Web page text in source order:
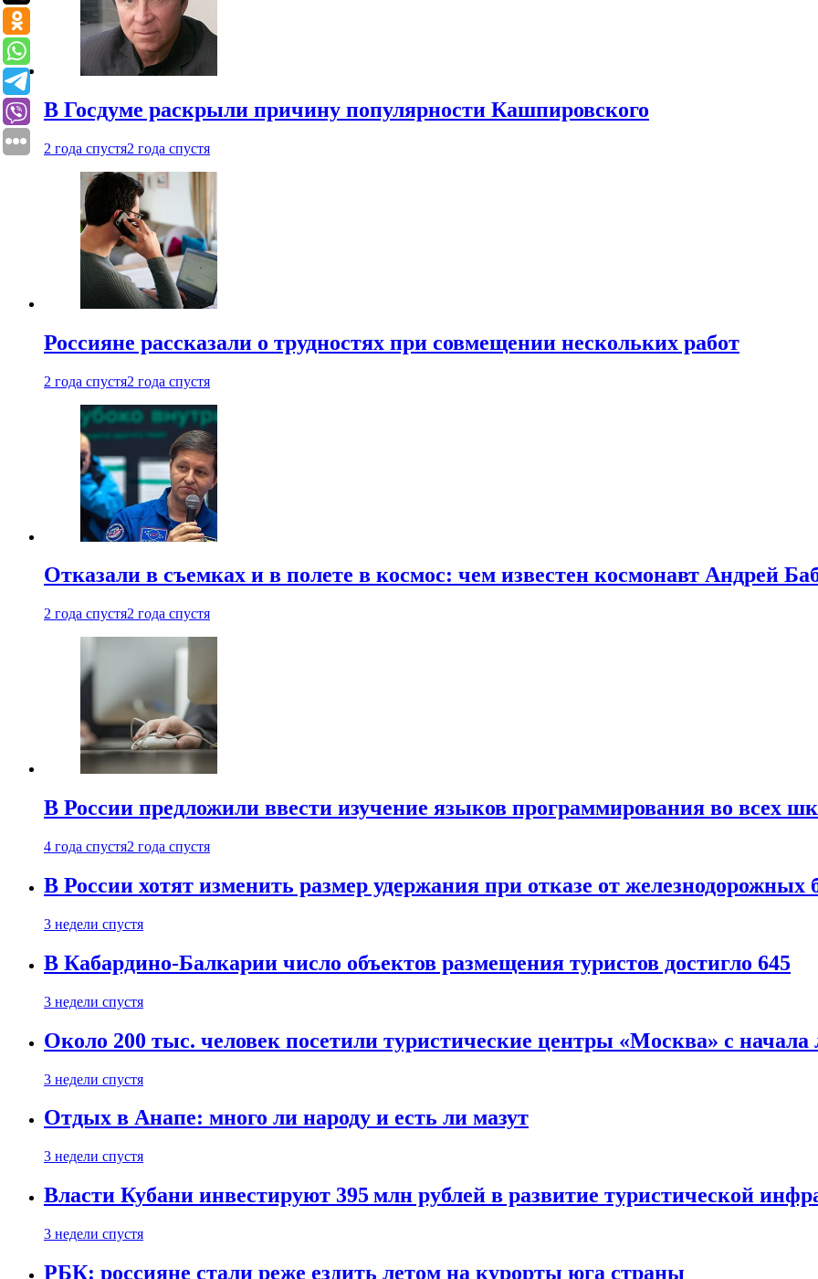
В Госдуме раскрыли причину популярности Кашпировского
2 года спустя2 года спустя
Россияне рассказали о трудностях при совмещении нескольких работ
2 года спустя2 года спустя
Отказали в съемках и в полете в космос: чем известен космонавт Андрей
2 года спустя2 года спустя
В России предложили ввести изучение языков программирования во всех
4 года спустя2 года спустя
В России хотят изменить размер удержания при отказе от железнодорожных
3 недели спустя
В Кабардино-Балкарии число объектов размещения туристов достигло 645
3 недели спустя
Около 200 тыс. человек посетили туристические центры «Москва» с начала
3 недели спустя
Отдых в Анапе: много ли народу и есть ли мазут
3 недели спустя
Власти Кубани инвестируют 395 млн рублей в развитие туристической
3 недели спустя
РБК: россияне стали реже ездить летом на курорты юга страны